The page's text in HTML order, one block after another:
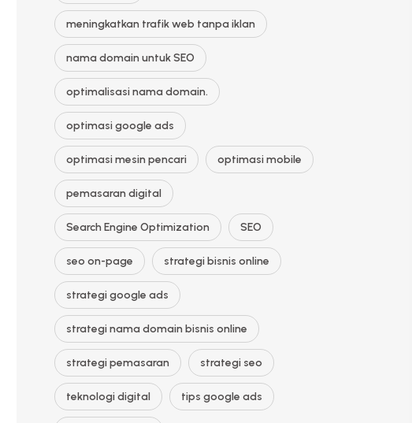
meningkatkan trafik web tanpa iklan
nama domain untuk SEO
optimalisasi nama domain.
optimasi google ads
optimasi mesin pencari optimasi mobile
pemasaran digital
Search Engine Optimization SEO
seo on-page strategi bisnis online
strategi google ads
strategi nama domain bisnis online
strategi pemasaran strategi seo
teknologi digital tips google ads